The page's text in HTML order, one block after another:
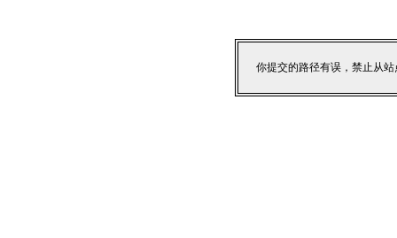
你提交的路径有误，禁止从